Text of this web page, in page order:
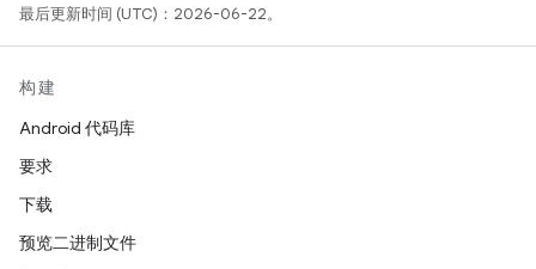
最后更新时间 (UTC)：2026-06-22。
构建
Android 代码库
要求
下载
预览二进制文件